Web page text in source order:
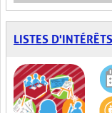
LISTES